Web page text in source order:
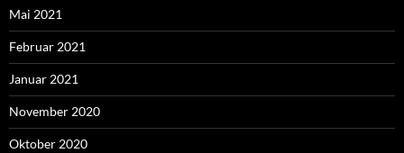
Mai 2021
Februar 2021
Januar 2021
November 2020
Oktober 2020